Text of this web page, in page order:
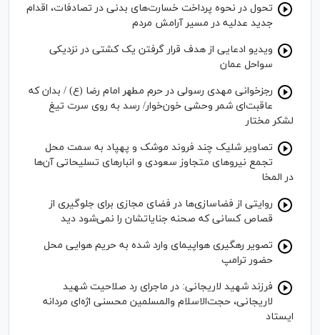
تحول در نحوه پرداخت خسارت‌های بدنی در تصادفات، اقدام
جدید عدلیه در مسیر آرامش مردم
ویدیو ادعایی از هدف قرار گرفتن یک کشتی در نزدیکی
سواحل عمان
رجزخوانی مهدی رسولی در حرم مطهر امام رضا (ع) / بدان که
عاقبت‌ای شمر وحشی خون‌خوار/ رسد به روی سرت تیغ
لشکر مختار
تصاویر شلیک چند فروند موشک و پهپاد به سمت محل
تجمع نیروهای متجاوز سعودی و انبار‌های تسلیحاتی آن‌ها
در المخا
روایتی از فضاسازی‌ها در فضای مجازی برای جلوگیری از
قصاص کسانی که صحنه جنایاتشان را نمی‌شود دید
تصویر رهگیری هواپیمای وارد شده به حریم هوایی محل
حضور ترامپ
فرزند شهید لاریجانی: در ماجرای رد صلاحیت شهید
لاریجانی، حجت‌الاسلام والمسلمین محسنی اژه‌ای مردانه
ایستاد